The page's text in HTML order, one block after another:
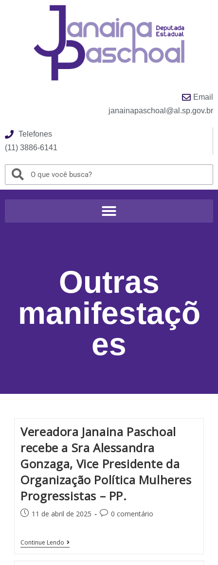
Email
janainapaschoal@al.sp.gov.br
Telefones
(11) 3886-6141
Outras
manifestaçõ
es
Vereadora Janaina Paschoal
recebe a Sra Alessandra
Gonzaga, Vice Presidente da
Organização Política Mulheres
Progressistas – PP.
11 de abril de 2025 0 comentário
Continue Lendo